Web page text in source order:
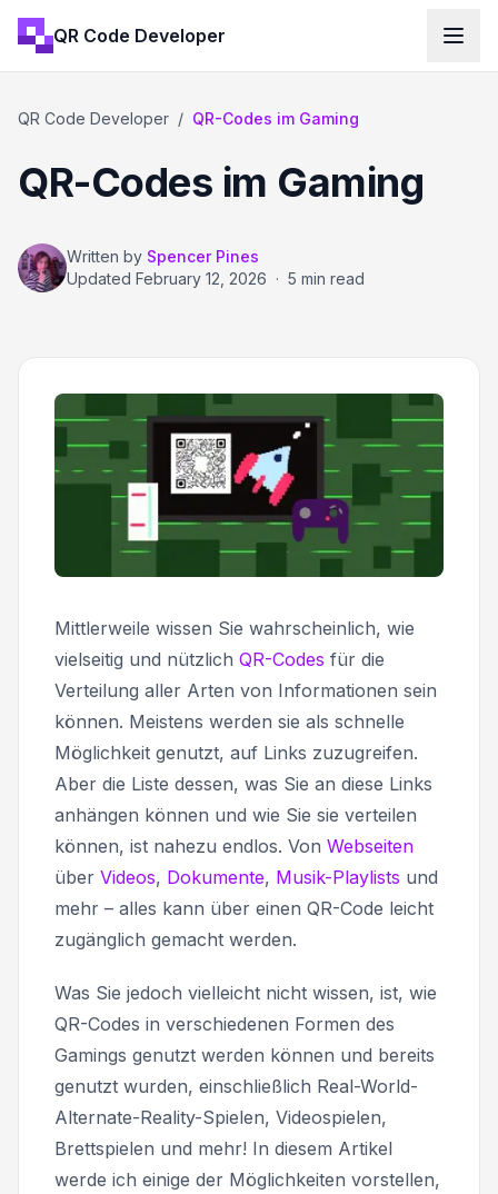
QR Code Developer
QR Code Developer / QR-Codes im Gaming
QR-Codes im Gaming
Written by Spencer Pines
Updated February 12, 2026 · 5 min read
Mittlerweile wissen Sie wahrscheinlich, wie
vielseitig und nützlich QR-Codes für die
Verteilung aller Arten von Informationen sein
können. Meistens werden sie als schnelle
Möglichkeit genutzt, auf Links zuzugreifen.
Aber die Liste dessen, was Sie an diese Links
anhängen können und wie Sie sie verteilen
können, ist nahezu endlos. Von Webseiten
über Videos, Dokumente, Musik-Playlists und
mehr – alles kann über einen QR-Code leicht
zugänglich gemacht werden.
Was Sie jedoch vielleicht nicht wissen, ist, wie
QR-Codes in verschiedenen Formen des
Gamings genutzt werden können und bereits
genutzt wurden, einschließlich Real-World-
Alternate-Reality-Spielen, Videospielen,
Brettspielen und mehr! In diesem Artikel
werde ich einige der Möglichkeiten vorstellen,